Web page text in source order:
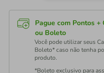
Pague com Pontos
ou Boleto
Você pode utilizar seus
Boleto* caso não tenha
produto.
*Boleto exclusivo para